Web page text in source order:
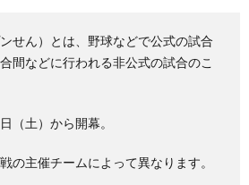
せん）とは、野球などで公式の試合
間などに行われる非公式の試合のこ
（土）から開幕。
の主催チームによって異なります。